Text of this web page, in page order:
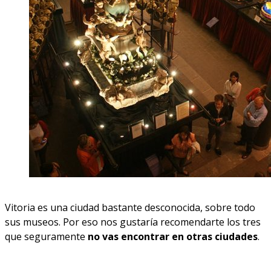
Vitoria es una ciudad bastante desconocida, sobre todo
sus museos. Por eso nos gustaría recomendarte los tres
que seguramente no vas encontrar en otras ciudades.